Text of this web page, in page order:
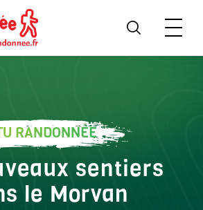
RANDONNÉE
sentiers
le Morvan